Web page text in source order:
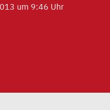
um 9:46 Uhr